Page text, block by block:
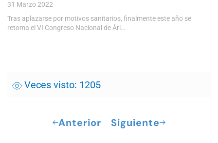
31 Marzo 2022
Tras aplazarse por motivos sanitarios, finalmente este año se
retoma el VI Congreso Nacional de Ári…
Veces visto: 1205
Anterior Siguiente